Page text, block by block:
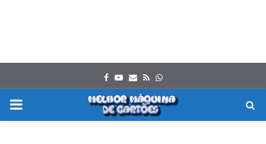
Facebook
Youtube
Email
RssWhatsapp
PRIMARY